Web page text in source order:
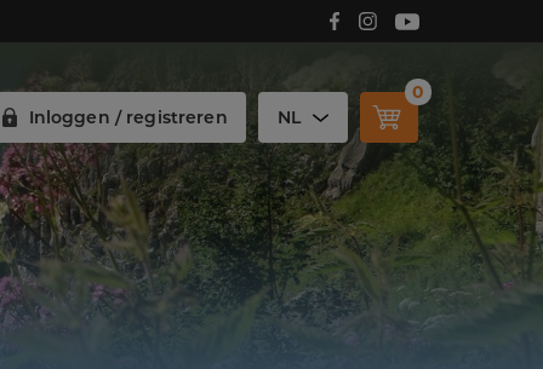
Volg Carmelitana op Facebook!
Volg Carmelitana op Instagram!
Volg Carmelitana op Youtube!
Inloggen / registreren NL
0